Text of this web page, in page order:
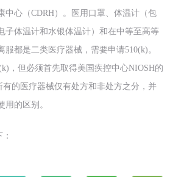
中心（CDRH）。医用口罩、体温计（包
子体温计和水银体温计）和在中等至高等
服都是二类医疗器械，需要申请510(k)。
，但必须首先取得美国疾控中心NIOSH的
的医疗器械仅有处方和非处方之分，并
用的区别。